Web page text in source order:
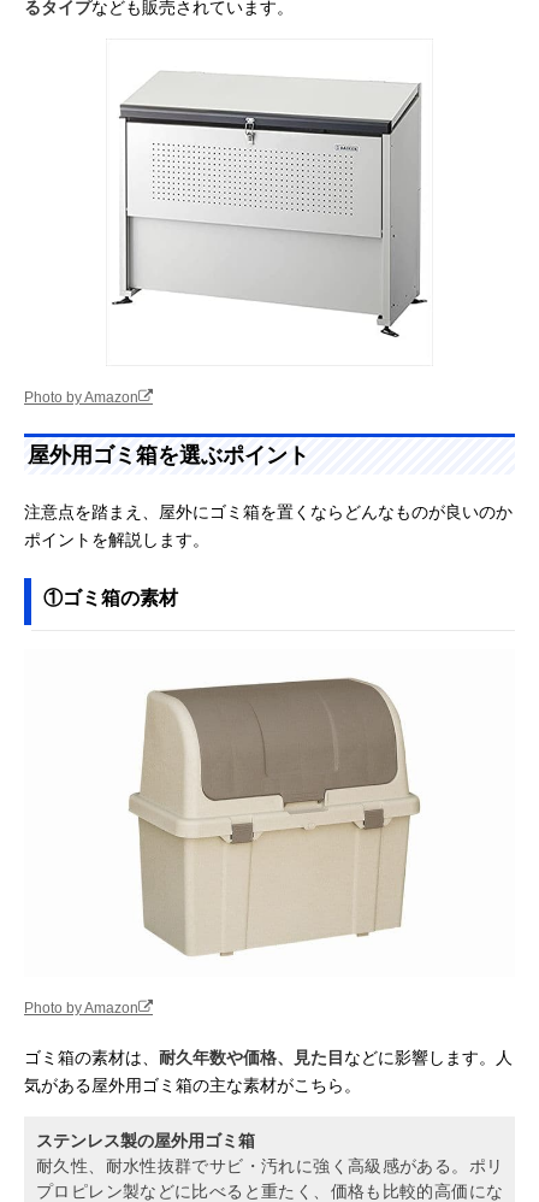
るタイプなども販売されています。
Photo by Amazon
屋外用ゴミ箱を選ぶポイント
注意点を踏まえ、屋外にゴミ箱を置くならどんなものが良いのか
ポイントを解説します。
①ゴミ箱の素材
Photo by Amazon
ゴミ箱の素材は、 耐久年数や価格、見た目 などに影響します。人
気がある屋外用ゴミ箱の主な素材がこちら。
ステンレス製の屋外用ゴミ箱
耐久性、耐水性抜群でサビ・汚れに強く高級感がある。ポリ
プロピレン製などに比べると重たく、価格も比較的高価にな